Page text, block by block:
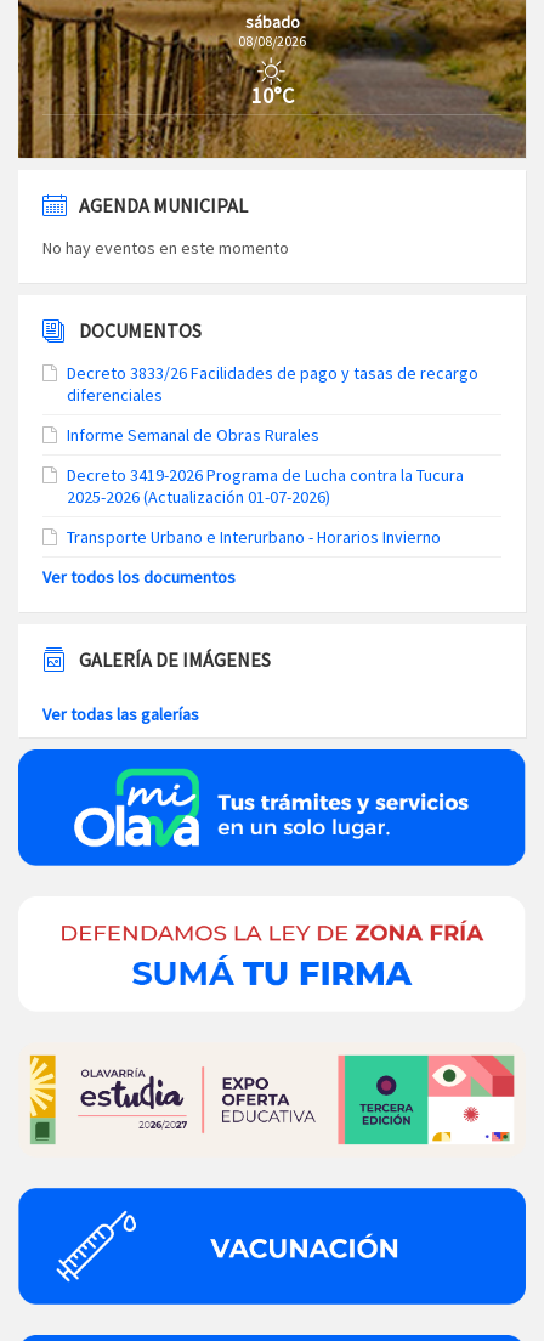
sábado
08/08/2026
10°C
AGENDA MUNICIPAL
No hay eventos en este momento
DOCUMENTOS
Decreto 3833/26 Facilidades de pago y tasas de recargo
diferenciales
Informe Semanal de Obras Rurales
Decreto 3419-2026 Programa de Lucha contra la Tucura
2025-2026 (Actualización 01-07-2026)
Transporte Urbano e Interurbano - Horarios Invierno
Ver todos los documentos
GALERÍA DE IMÁGENES
Ver todas las galerías